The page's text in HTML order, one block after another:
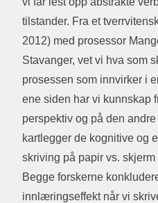
tilstander. Fra et
2012) med prosessor
Stavanger, vet vi hva som
prosessen som innvirker i
ene siden har vi kunnskap
perspektiv og på den
kartlegger de kognitive og
skriving på papir vs.
Begge forskerne
innlæringseffekt når vi